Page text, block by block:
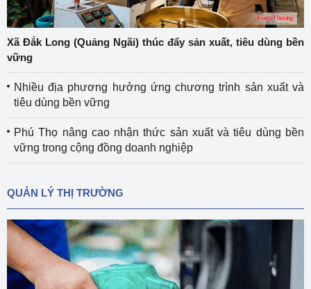
Xã Đắk Long (Quảng Ngãi) thúc đẩy sản xuất, tiêu dùng bền
vững
Nhiều địa phương hưởng ứng chương trình sản xuất và
tiêu dùng bền vững
Phú Thọ nâng cao nhận thức sản xuất và tiêu dùng bền
vững trong cộng đồng doanh nghiệp
QUẢN LÝ THỊ TRƯỜNG